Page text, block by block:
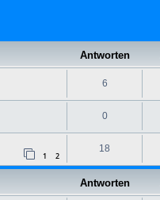
Antworten
6
0
1 2
18
Antworten